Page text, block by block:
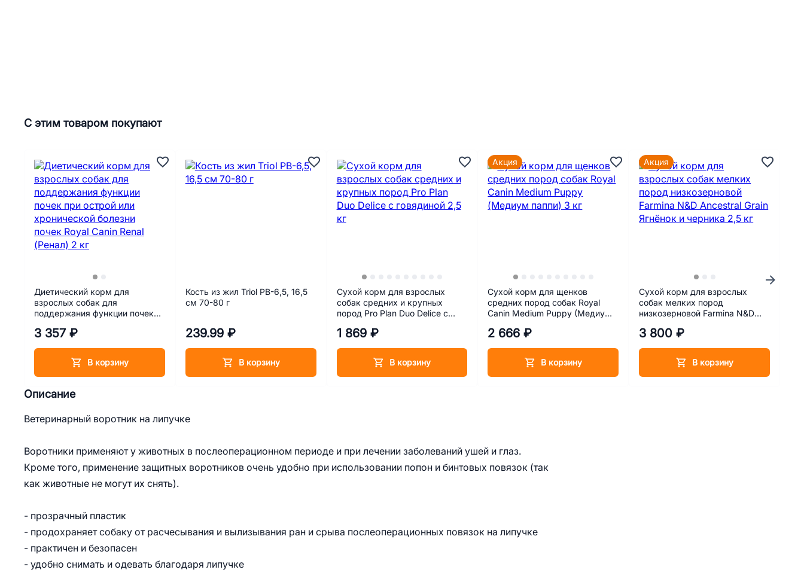
Описание
Ветеринарный воротник на липучке
Воротники применяют у животных в послеоперационном периоде и при лечении заболеваний ушей и глаз.
Кроме того, применение защитных воротников очень удобно при использовании попон и бинтовых повязок (так
как животные не могут их снять).
- прозрачный пластик
- продохраняет собаку от расчесывания и вылизывания ран и срыва послеоперационных повязок на липучке
- практичен и безопасен
- удобно снимать и одевать благодаря липучке
С этим товаром покупают
Диетический корм для
взрослых собак для
поддержания функции почек
болезни почек Royal Canin
3 357 ₽
В корзину
Кость из жил Triol PB-6,5, 16,5
см 70-80 г
239.99 ₽
В корзину
Сухой корм для взрослых
собак средних и крупных
пород Pro Plan Duo Delice с
1 869 ₽
В корзину
Сухой корм для щенков
средних пород собак Royal
Canin Medium Puppy (Медиум
2 666 ₽
В корзину
Акция
Сухой корм для взрослых
собак мелких пород
низкозерновой Farmina N&D
черника 2,5 кг
3 800 ₽
В корзину
Акция